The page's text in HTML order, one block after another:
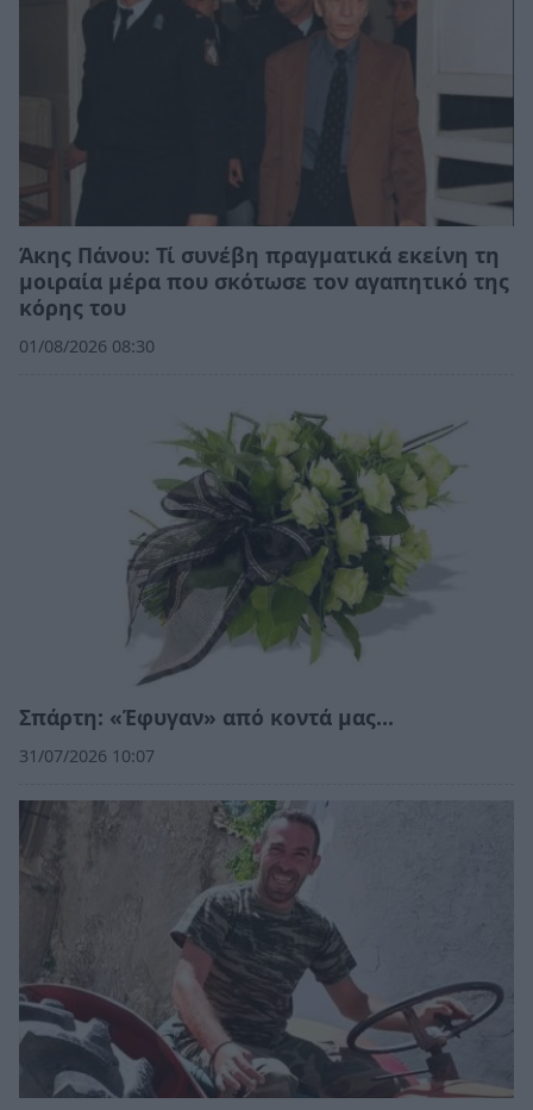
Άκης Πάνου: Τί συνέβη πραγματικά εκείνη τη
μοιραία μέρα που σκότωσε τον αγαπητικό της
κόρης του
01/08/2026 08:30
Σπάρτη: «Έφυγαν» από κοντά μας…
31/07/2026 10:07